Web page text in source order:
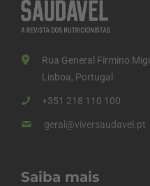
Rua General Firmino
Lisboa, Portugal
+351 218 110 100
geral@viversaudavel.pt
Saiba mais